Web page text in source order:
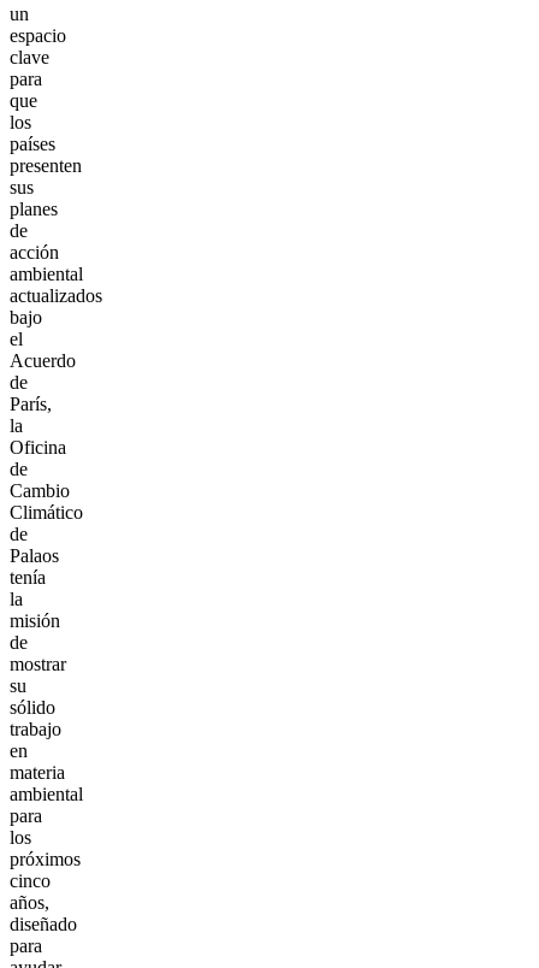
un
espacio
clave
para
que
los
países
presenten
sus
planes
de
acción
ambiental
actualizados
bajo
el
Acuerdo
de
París,
la
Oficina
de
Cambio
Climático
de
Palaos
tenía
la
misión
de
mostrar
su
sólido
trabajo
en
materia
ambiental
para
los
próximos
cinco
años,
diseñado
para